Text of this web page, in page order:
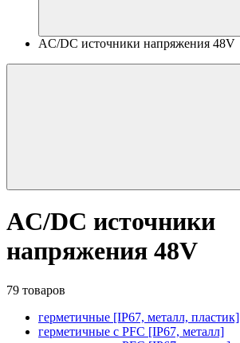
AC/DC источники напряжения 48V
AC/DC источники
напряжения 48V
79 товаров
герметичные [IP67, металл, пластик]
герметичные с PFC [IP67, металл]